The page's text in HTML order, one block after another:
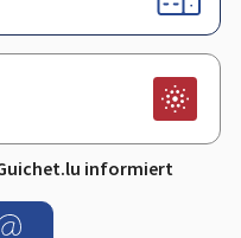
informiert